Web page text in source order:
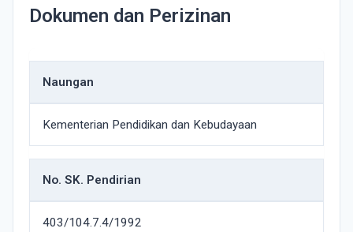
Dokumen dan Perizinan
Naungan
Kementerian Pendidikan dan Kebudayaan
No. SK. Pendirian
403/104.7.4/1992